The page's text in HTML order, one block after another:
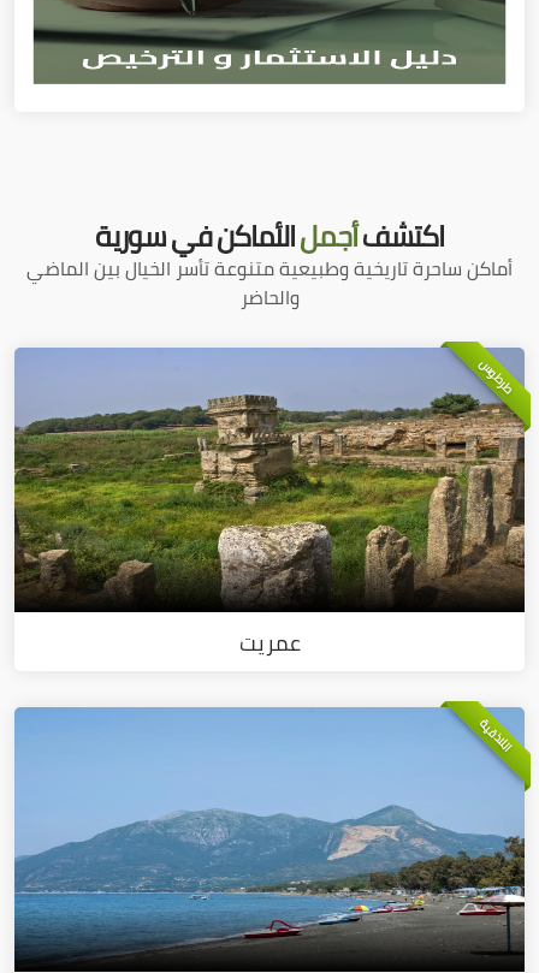
اكتشفأجملالأماكن في سورية
أماكن ساحرة تاريخية وطبيعية متنوعة تأسر الخيال بين الماضي
والحاضر
طرطوس
عمريت
اللاذقية